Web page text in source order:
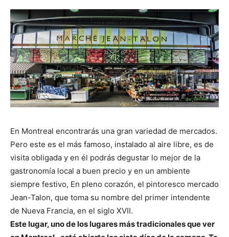
En Montreal encontrarás una gran variedad de mercados.
Pero este es el más famoso, instalado al aire libre, es de
visita obligada y en él podrás degustar lo mejor de la
gastronomía local a buen precio y en un ambiente
siempre festivo, En pleno corazón, el pintoresco mercado
Jean-Talon, que toma su nombre del primer intendente
de Nueva Francia, en el siglo XVII.
Este lugar, uno de los lugares más tradicionales que ver